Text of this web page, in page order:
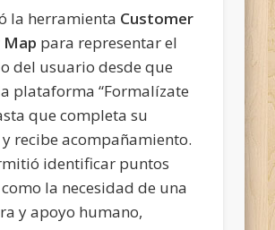
la herramienta Customer
Map para representar el
del usuario desde que
plataforma “Formalízate
que completa su
recibe acompañamiento.
identificar puntos
la necesidad de una
y apoyo humano,